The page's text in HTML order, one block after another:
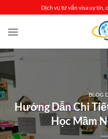
qua
nội
Dịch vụ tư vấn visa uy tín,
BLOG
Hướng Dẫn Chi
Học Mầm